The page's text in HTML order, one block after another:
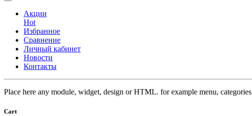
Акции
Hot
Избранное
Сравнение
Личный кабинет
Новости
Контакты
Place here any module, widget, design or HTML. for example menu, categories
Cart